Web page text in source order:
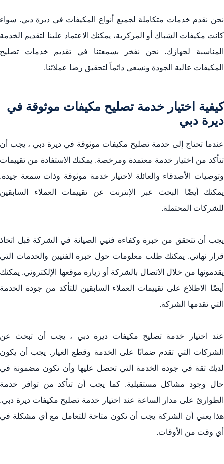
نحن نقدم خدمات متكاملة لجميع أنواع المكيفات في ديرة دبي. سواء
كانت مكيفات الشباك أو المركزية، يمكنك الاعتماد علينا لتقديم الخدمة
المناسبة لجهازك. نحن نفخر بسمعتنا في تقديم خدمات تصليح
المكيفات عالية الجودة ونسعى دائماً لتحقيق رضا عملائنا.
كيفية اختيار خدمة تصليح مكيفات موثوقة في
ديرة دبي
عندما تحتاج إلى خدمة تصليح مكيفات موثوقة في ديرة دبي ، يجب أن
تتأكد من اختيار خدمة معتمدة ومرخصة. يمكنك الاستفادة من تقييمات
وتوصيات الأصدقاء والعائلة لاختيار خدمة موثوقة وذات سمعة جيدة.
يمكنك أيضًا البحث عبر الإنترنت عن تقييمات العملاء السابقين
للشركات المحتملة.
يجب أن تتحقق من خبرة وكفاءة فنيي الصيانة في الشركة قبل اتخاذ
قرار نهائي. يمكنك طلب معلومات حول خبرة الفنيين والخدمات التي
يقدمونها من خلال الاتصال بالشركة أو زيارة موقعها الإلكتروني. يمكنك
أيضًا الاطلاع على تقييمات العملاء السابقين للتأكد من جودة الخدمة
التي تقدمها الشركة.
عند اختيار خدمة تصليح مكيفات ديرة دبي ، يجب أن تبحث عن
الشركات التي تقدم ضمانًا على الخدمة وقطع الغيار. يجب أن يكون
لديك ثقة في جودة الخدمة التي تحصل عليها وأن تكون مضمونة في
حال وجود مشاكل مستقبلية. كما يجب أن تتأكد من توافر خدمة
الطوارئ على مدار الساعة عند اختيار خدمة تصليح مكيفات ديرة دبي.
هذا يعني أن الشركة يجب أن تكون متاحة للتعامل مع أي مشكلة في
أي وقت من الأوقات.